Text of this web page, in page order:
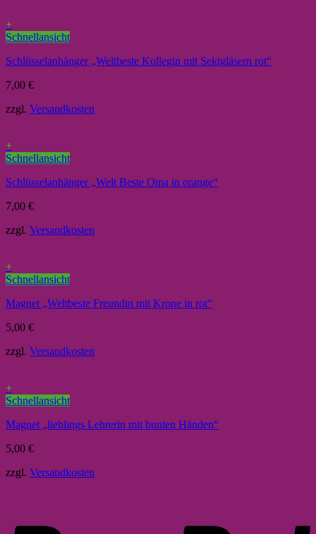
+
Schnellansicht
Schlüsselanhänger „Weltbeste Kollegin mit Sektgläsern rot“
7,00 €
zzgl. Versandkosten
+
Schnellansicht
Schlüsselanhänger „Welt Beste Oma in orange“
7,00 €
zzgl. Versandkosten
+
Schnellansicht
Magnet „Weltbeste Freundin mit Krone in rot“
5,00 €
zzgl. Versandkosten
+
Schnellansicht
Magnet „lieblings Lehrerin mit bunten Händen“
5,00 €
zzgl. Versandkosten